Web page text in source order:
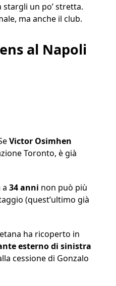
un po’ stretta.
ma anche il club.
al Napoli
Victor Osimhen
Toronto, è già
a 34 anni non può più
(quest’ultimo già
ha ricoperto in
esterno di sinistra
cessione di Gonzalo